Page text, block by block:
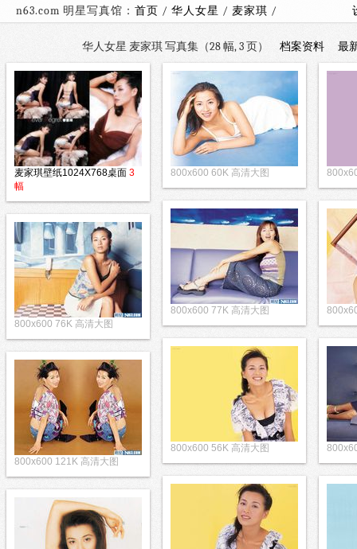
n63.com 明星写真馆： 首页 / 华人女星 / 麦家琪 /
华人女星 麦家琪 写真集（28 幅, 3 页） 档案资料 最
麦家琪壁纸1024X768桌面 3
幅
800x600 60K 高清大图
800x600 77K 高清大图
800x600 76K 高清大图
800x600 56K 高清大图
800x600 121K 高清大图